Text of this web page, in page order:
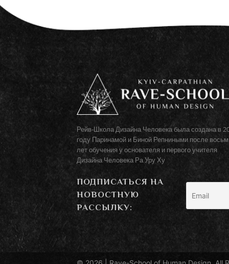
Рейв-Школа Дизайна Человека была создана в
году Паринамой и Биной Репниными после
лет обучения у основателя и первого учителя
Дизайна Человека Ра Уру Ху
ПОДПИСАТЬСЯ НА
НОВОСТНУЮ
РАССЫЛКУ: